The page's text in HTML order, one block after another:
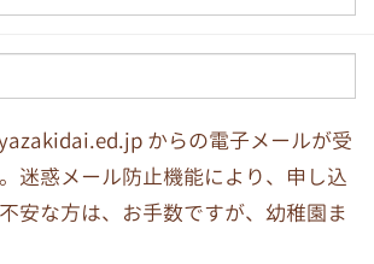
からの電子メールが受
迷惑メール防止機能により、申し込
安な方は、お手数ですが、幼稚園ま